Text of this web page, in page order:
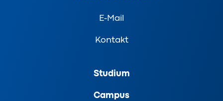
E-Mail
Kontakt
Studium
Campus